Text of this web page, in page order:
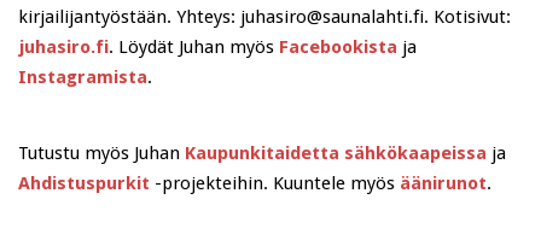
kirjailijantyöstään. Yhteys: juhasiro@saunalahti.fi. Kotisivut:
juhasiro.fi. Löydät Juhan myös Facebookista ja
Instagramista.
Tutustu myös Juhan Kaupunkitaidetta sähkökaapeissa ja
Ahdistuspurkit -projekteihin. Kuuntele myös äänirunot.